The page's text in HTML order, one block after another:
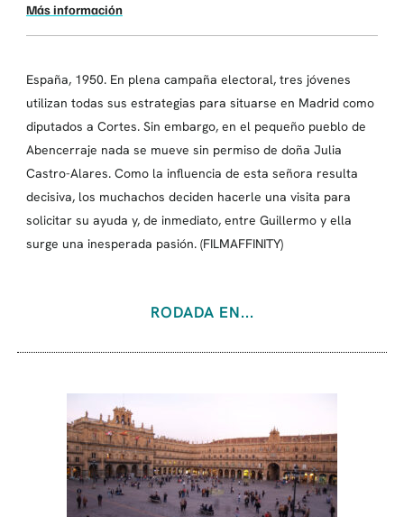
Más información
España, 1950. En plena campaña electoral, tres jóvenes
utilizan todas sus estrategias para situarse en Madrid como
diputados a Cortes. Sin embargo, en el pequeño pueblo de
Abencerraje nada se mueve sin permiso de doña Julia
Castro-Alares. Como la influencia de esta señora resulta
decisiva, los muchachos deciden hacerle una visita para
solicitar su ayuda y, de inmediato, entre Guillermo y ella
surge una inesperada pasión. (FILMAFFINITY)
RODADA EN...